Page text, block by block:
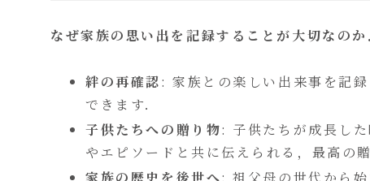
なぜ家族の思い出を記録することが大切なのか
絆の再確認: 家族との楽しい出来事を記
できます．
子供たちへの贈り物: 子供たちが成長し
やエピソードと共に伝えられる，最高の